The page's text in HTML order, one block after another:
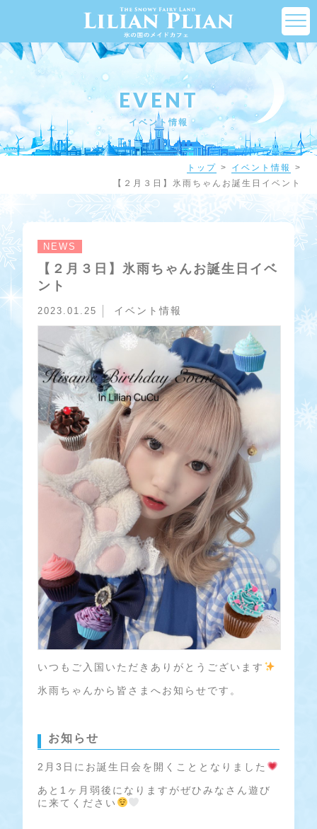
EVENT
イベント情報
トップ
イベント情報
【２月３日】氷雨ちゃんお誕生日イベント
NEWS
【２月３日】氷雨ちゃんお誕生日イベ
ント
2023.01.25 イベント情報
いつもご入国いただきありがとうございます
氷雨ちゃんから皆さまへお知らせです。
お知らせ
2月3日にお誕生日会を開くこととなりました
あと1ヶ月弱後になりますがぜひみなさん遊び
に来てください